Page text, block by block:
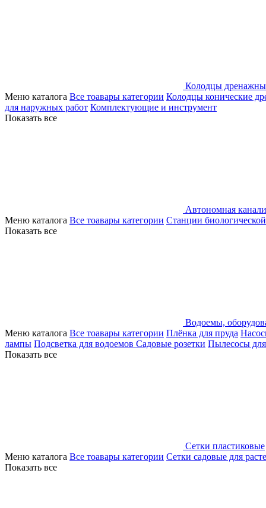
Колодцы
Меню каталога Все тоавары категории Колодцы конические
для наружных работ Комплектующие и инструмент
Показать все
Автономная
Меню каталога Все тоавары категории Станции
Показать все
Водоемы,
Меню каталога Все тоавары категории Плёнка для пруда
лампы Подсветка для водоемов Садовые розетки Пылесосы
Показать все
Сетки пластиковые
Меню каталога Все тоавары категории Сетки садовые для
Показать все